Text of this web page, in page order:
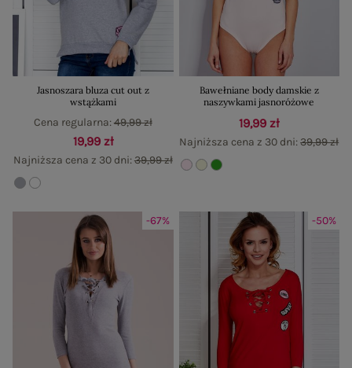
Jasnoszara bluza cut out z
wstążkami
19,99 zł
Najniższa cena z 30 dni:39,99 zł
Cena regularna:49,99 zł
Bawełniane body damskie z
naszywkami jasnoróżowe
19,99 zł
Najniższa cena z 30 dni:39,99 zł
-67% -50%